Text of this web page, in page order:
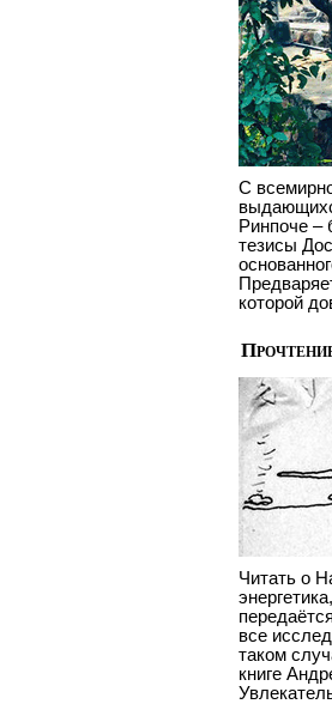
С
Ринпоче –
тезисы
которой
Читать о
все
таком
книге